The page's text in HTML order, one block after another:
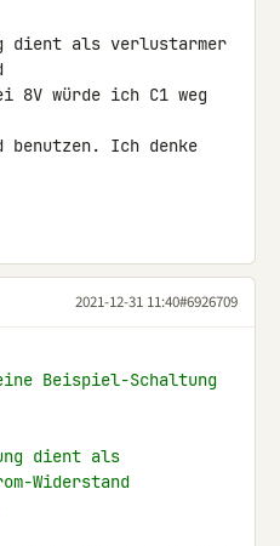
dient als verlustarmer
8V würde ich C1 weg
benutzen. Ich denke
2021-12-31 11:40#6926709
Beispiel-Schaltung
dient als
Widerstand